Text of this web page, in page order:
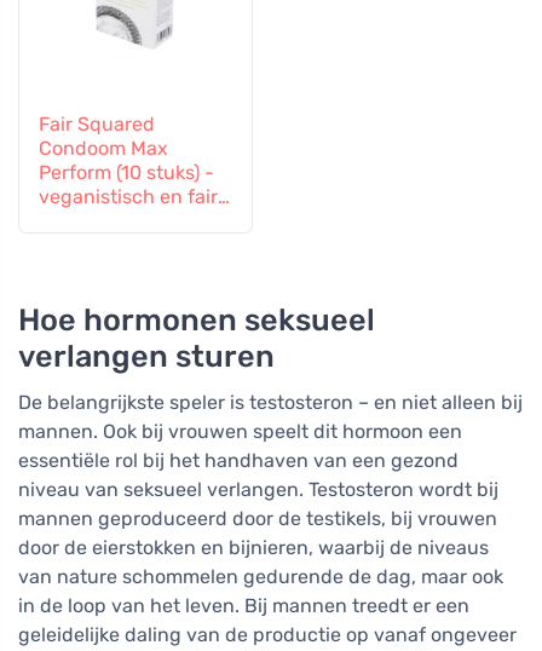
Fair Squared
Condoom Max
Perform (10 stuks) -
veganistisch en fair
Hoe hormonen seksueel
verlangen sturen
De belangrijkste speler is testosteron – en niet alleen bij
mannen. Ook bij vrouwen speelt dit hormoon een
essentiële rol bij het handhaven van een gezond
niveau van seksueel verlangen. Testosteron wordt bij
mannen geproduceerd door de testikels, bij vrouwen
door de eierstokken en bijnieren, waarbij de niveaus
van nature schommelen gedurende de dag, maar ook
in de loop van het leven. Bij mannen treedt er een
geleidelijke daling van de productie op vanaf ongeveer